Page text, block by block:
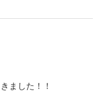
ました！！